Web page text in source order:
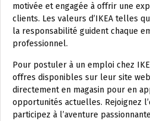
motivée et engagée à offrir une
clients. Les valeurs d’IKEA telles
la responsabilité guident chaque
professionnel.
Pour postuler à un emploi chez
offres disponibles sur leur site
directement en magasin pour en
opportunités actuelles. Rejoignez
participez à l’aventure